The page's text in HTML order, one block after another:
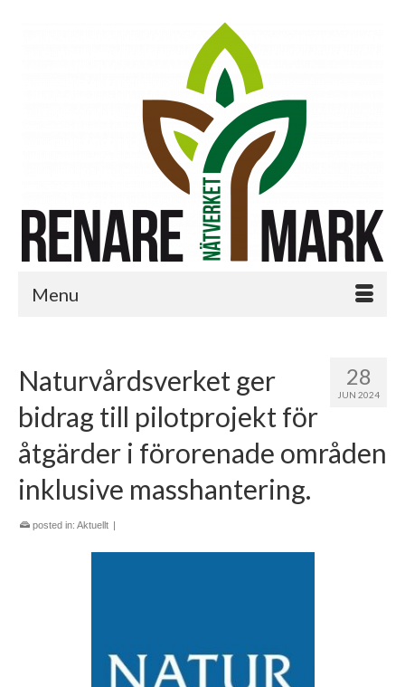
Menu
28
JUN 2024
Naturvårdsverket ger
bidrag till pilotprojekt för
åtgärder i förorenade områden
inklusive masshantering.
posted in: Aktuellt |